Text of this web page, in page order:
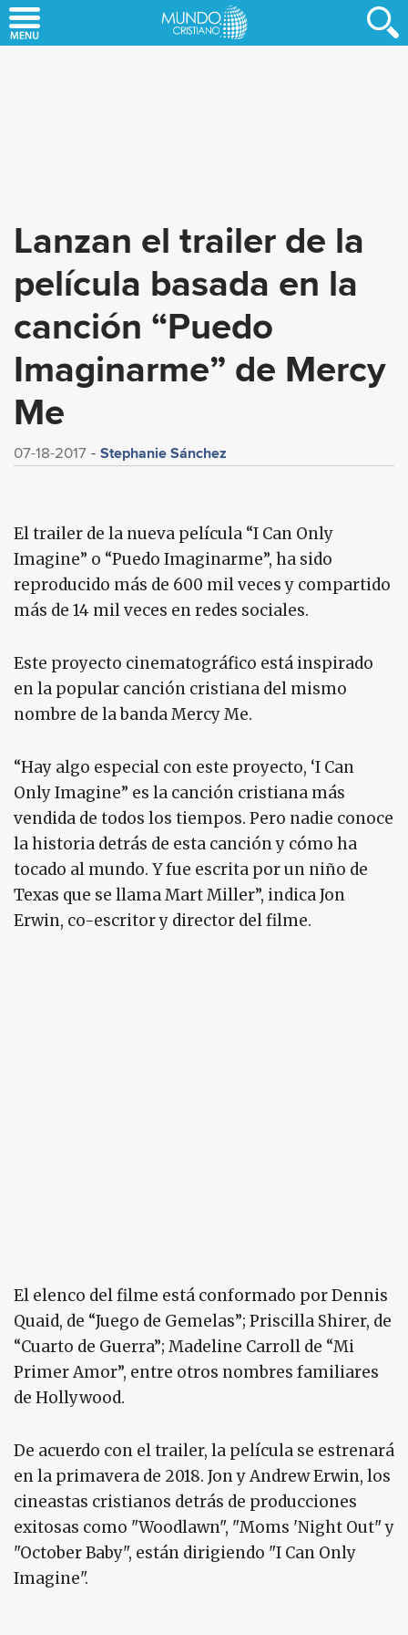
to
Lanzan el trailer de la
película basada en la
canción “Puedo
Imaginarme” de Mercy
Me
07-18-2017 Stephanie Sánchez
El trailer de la nueva película “I Can Only
Imagine” o “Puedo Imaginarme”, ha sido
reproducido más de 600 mil veces y compartido
más de 14 mil veces en redes sociales.
Este proyecto cinematográfico está inspirado
en la popular canción cristiana del mismo
nombre de la banda Mercy Me.
“Hay algo especial con este proyecto, ‘I Can
Only Imagine” es la canción cristiana más
vendida de todos los tiempos. Pero nadie conoce
la historia detrás de esta canción y cómo ha
tocado al mundo. Y fue escrita por un niño de
Texas que se llama Mart Miller”, indica Jon
Erwin, co-escritor y director del filme.
El elenco del filme está conformado por Dennis
Quaid, de “Juego de Gemelas”; Priscilla Shirer, de
“Cuarto de Guerra”; Madeline Carroll de “Mi
Primer Amor”, entre otros nombres familiares
de Hollywood.
De acuerdo con el trailer, la película se estrenará
en la primavera de 2018. Jon y Andrew Erwin, los
cineastas cristianos detrás de producciones
exitosas como "Woodlawn", "Moms 'Night Out" y
"October Baby", están dirigiendo "I Can Only
Imagine".